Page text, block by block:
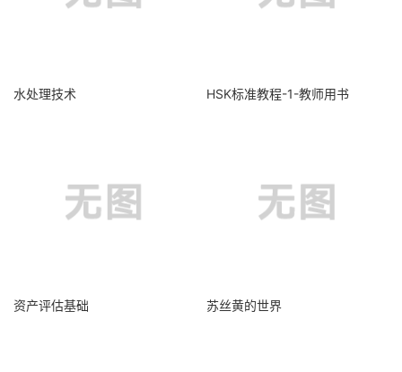
水处理技术 HSK标准教程-1-教师用书
资产评估基础 苏丝黄的世界